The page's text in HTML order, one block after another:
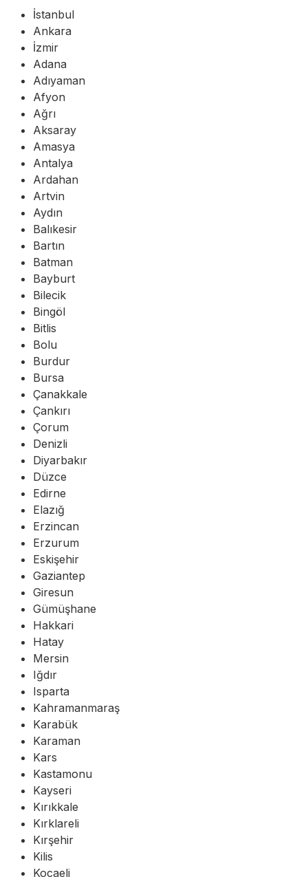
İstanbul
Ankara
İzmir
Adana
Adıyaman
Afyon
Ağrı
Aksaray
Amasya
Antalya
Ardahan
Artvin
Aydın
Balıkesir
Bartın
Batman
Bayburt
Bilecik
Bingöl
Bitlis
Bolu
Burdur
Bursa
Çanakkale
Çankırı
Çorum
Denizli
Diyarbakır
Düzce
Edirne
Elazığ
Erzincan
Erzurum
Eskişehir
Gaziantep
Giresun
Gümüşhane
Hakkari
Hatay
Mersin
Iğdır
Isparta
Kahramanmaraş
Karabük
Karaman
Kars
Kastamonu
Kayseri
Kırıkkale
Kırklareli
Kırşehir
Kilis
Kocaeli